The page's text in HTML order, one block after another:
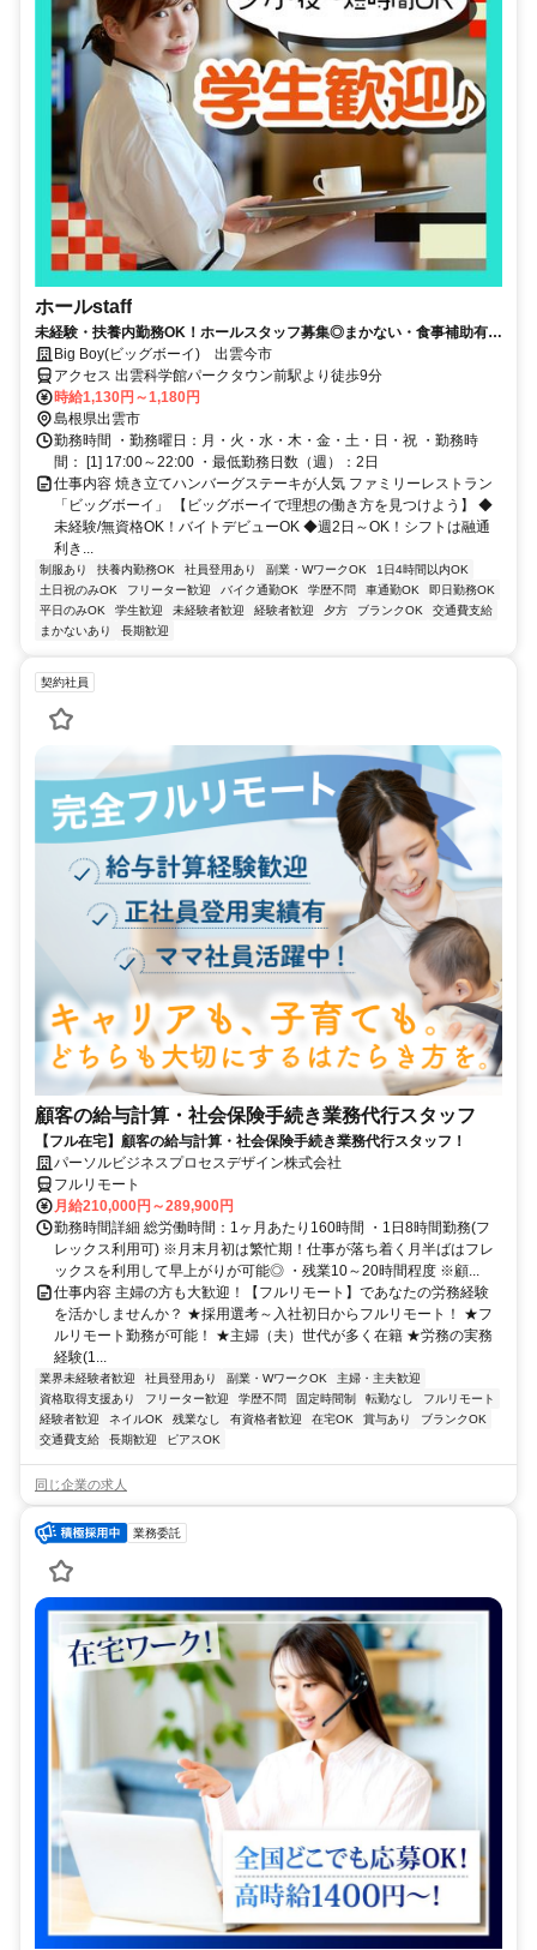
ホールstaff
未経験・扶養内勤務OK！ホールスタッフ募集◎まかない・食事補助有！
メニューから半額で食べられます！【土日祝勤務歓迎！】
Big Boy(ビッグボーイ) 出雲今市
アクセス 出雲科学館パークタウン前駅より徒歩9分
時給1,130円～1,180円
島根県出雲市
勤務時間 ・勤務曜日：月・火・水・木・金・土・日・祝 ・勤務時
間： [1] 17:00～22:00 ・最低勤務日数（週）：2日
仕事内容 焼き立てハンバーグステーキが人気 ファミリーレストラン
「ビッグボーイ」 【ビッグボーイで理想の働き方を見つけよう】 ◆
未経験/無資格OK！バイトデビューOK ◆週2日～OK！シフトは融通
利き...
制服あり 扶養内勤務OK 社員登用あり 副業・WワークOK
1日4時間以内OK
土日祝のみOK
フリーター歓迎 バイク通勤OK 学歴不問 車通勤OK
即日勤務OK
平日のみOK
学生歓迎 未経験者歓迎 経験者歓迎 夕方 ブランクOK
交通費支給
まかないあり
長期歓迎
契約社員
顧客の給与計算・社会保険手続き業務代行スタッフ
【フル在宅】顧客の給与計算・社会保険手続き業務代行スタッフ！
パーソルビジネスプロセスデザイン株式会社
フルリモート
月給210,000円～289,900円
勤務時間詳細 総労働時間：1ヶ月あたり160時間 ・1日8時間勤務(フ
レックス利用可) ※月末月初は繁忙期！仕事が落ち着く月半ばはフレ
ックスを利用して早上がりが可能◎ ・残業10～20時間程度 ※顧...
仕事内容 主婦の方も大歓迎！【フルリモート】であなたの労務経験
を活かしませんか？ ★採用選考～入社初日からフルリモート！ ★フ
ルリモート勤務が可能！ ★主婦（夫）世代が多く在籍 ★労務の実務
経験(1...
業界未経験者歓迎 社員登用あり 副業・WワークOK
主婦・主夫歓迎
資格取得支援あり
フリーター歓迎 学歴不問 固定時間制 転勤なし
フルリモート
経験者歓迎
ネイルOK 残業なし 有資格者歓迎 在宅OK 賞与あり
ブランクOK
交通費支給
長期歓迎 ピアスOK
同じ企業の求人
業務委託